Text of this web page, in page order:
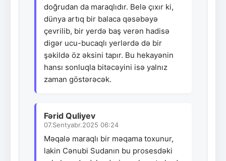
doğrudan da maraqlıdır. Belə çıxır ki,
dünya artıq bir balaca qəsəbəyə
çevrilib, bir yerdə baş verən hadisə
digər ucu-bucaqlı yerlərdə də bir
şəkildə öz əksini tapır. Bu hekayənin
hansı sonluqla bitəcəyini isə yalnız
zaman göstərəcək.
Fərid Quliyev
07.Sentyabr.2025 06:24
Məqalə maraqlı bir məqama toxunur,
lakin Cənubi Sudanın bu prosesdəki